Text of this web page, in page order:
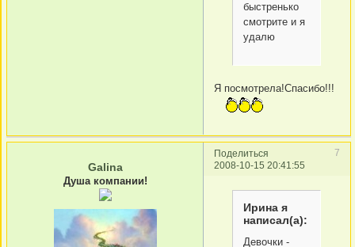
быстренько
смотрите и я
удалю
Я посмотрела!Спасибо!!!
Поделиться
7
2008-10-15 20:41:55
Galina
Душа компании!
Ирина я
написал(а):
Девочки -